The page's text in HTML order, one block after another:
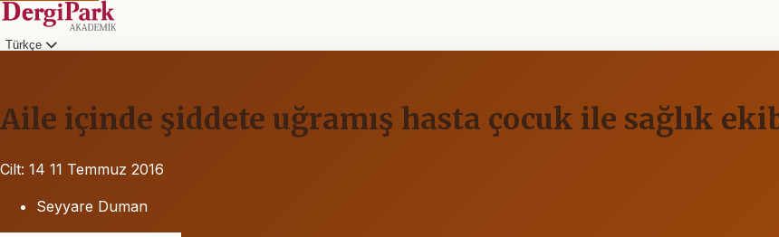
Türkçe
Aile içinde şiddete uğramış hasta çocuk ile sağlık
Cilt: 14 11 Temmuz 2016
Seyyare Duman